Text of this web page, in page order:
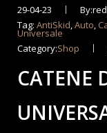
29-04-23
Tag:AntiSkid ,Auto
Universale
Category:Shop
CATENE